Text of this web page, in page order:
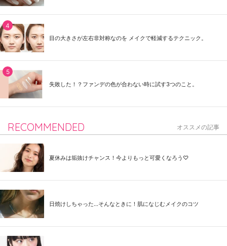
目の大きさが左右非対称なのを メイクで軽減するテクニック。
失敗した！？ファンデの色が合わない時に試す3つのこと。
RECOMMENDED オススメの記事
夏休みは垢抜けチャンス！今よりもっと可愛くなろう♡
日焼けしちゃった...そんなときに！肌になじむメイクのコツ